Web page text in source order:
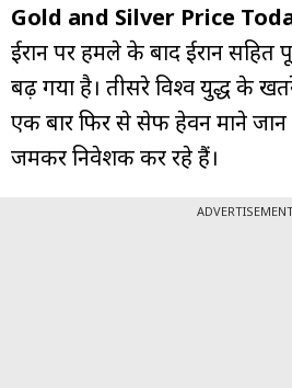
Gold and Silver Price
ईरान पर हमले के बाद ईरान सहित
बढ़ गया है। तीसरे विश्व युद्ध के
एक बार फिर से सेफ हेवन माने जानें
जमकर निवेशक कर रहे हैं।